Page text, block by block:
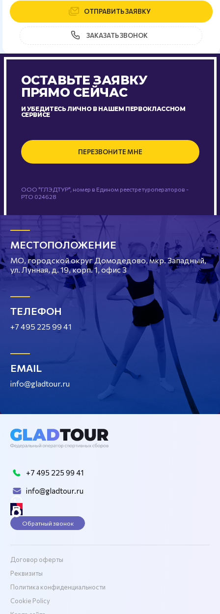
ОТПРАВИТЬ ЗАЯВКУ
ЗАКАЗАТЬ ЗВОНОК
ОСТАВЬТЕ ЗАЯВКУ
ПРЯМО СЕЙЧАС
И УБЕДИТЕСЬ ЛИЧНО В НАШЕМ ПЕРВОКЛАССНОМ
СЕРВИСЕ
ПЕРЕЗВОНИТЕ МНЕ
ООО "ГЛЭДТУР", номер в Едином реестре туроператоров -
РТО 024628
МЕСТОПОЛОЖЕНИЕ
МО, городской округ Домодедово, мкр. Западный,
ул. Лунная, д. 19, корп. 1, офис 3
ТЕЛЕФОН
+7 495 225 99 41
EMAIL
info@gladtour.ru
+7 495 225 99 41
info@gladtour.ru
Обратный звонок
Договор оферты
Реквизиты
Политика конфиденциальности
Cookie Policy